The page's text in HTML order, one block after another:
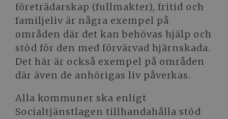
företrädarskap (fullmakter), fritid och
familjeliv är några exempel på
områden där det kan behövas hjälp och
stöd för den med förvärvad hjärnskada.
Det här är också exempel på områden
där även de anhörigas liv påverkas.
Alla kommuner ska enligt
Socialtjänstlagen tillhandahålla stöd